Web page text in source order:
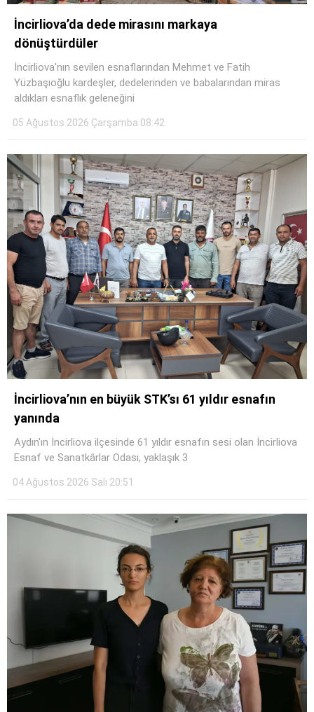
İncirliova’da dede mirasını markaya
dönüştürdüler
İncirliova'nın sevilen esnaflarından Mehmet ve Fatih
Yüzbaşıoğlu kardeşler, dedelerinden ve babalarından miras
aldıkları esnaflık geleneğini
05 Ağustos 2026 Çarşamba 08:42
İncirliova’nın en büyük STK’sı 61 yıldır esnafın
yanında
Aydın'ın İncirliova ilçesinde 61 yıldır esnafın sesi olan İncirliova
Esnaf ve Sanatkârlar Odası, yaklaşık 3
04 Ağustos 2026 Salı 20:51